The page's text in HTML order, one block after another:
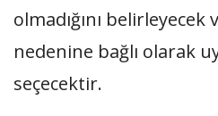
olmadığını
nedenine bağlı olarak
seçecektir.